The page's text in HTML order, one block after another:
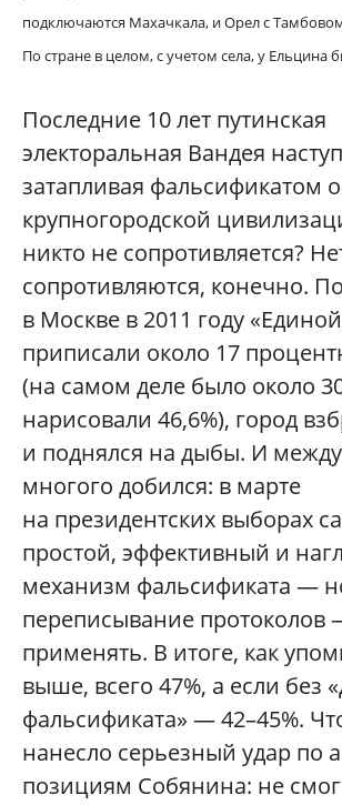
подключаются Махачкала, и Орел с
По стране в целом, с учетом села, у Ельцина
Последние 10 лет путинская
электоральная Вандея
затапливая фальсификатом
крупногородской
никто не сопротивляется?
сопротивляются, конечно.
в Москве в 2011 году
приписали около 17
(на самом деле было около
нарисовали 46,6%), город
и поднялся на дыбы. И
многого добился: в марте
на президентских выборах
простой, эффективный и
механизм фальсификата —
переписывание протоколов
применять. В итоге, как
выше, всего 47%, а если без
фальсификата» — 42–45%.
нанесло серьезный удар по
позициям Собянина: не